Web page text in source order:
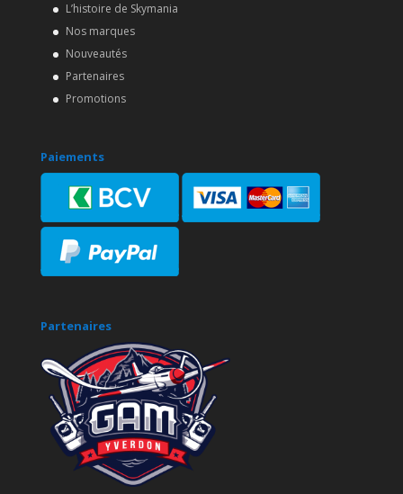
L’histoire de Skymania
Nos marques
Nouveautés
Partenaires
Promotions
Paiements
Partenaires